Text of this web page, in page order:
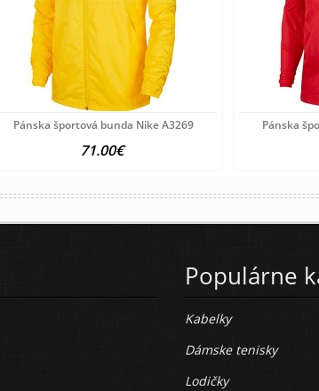
Pánska športová bunda Nike A3269
71.00€
Pánska
Populárne
Kabelky
Dámske tenisky
Lodičky